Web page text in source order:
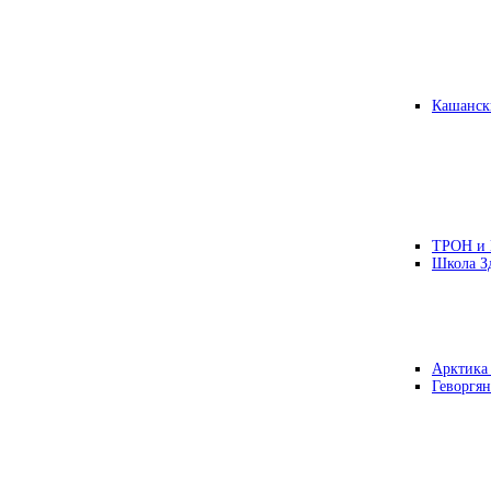
ТРОН и
Школа